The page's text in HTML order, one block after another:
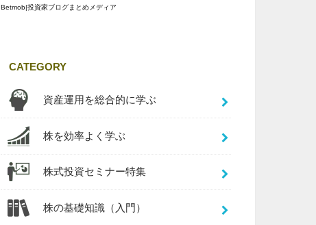
Betmob|投資家ブログまとめメディア
CATEGORY
資産運用を総合的に学ぶ
株を効率よく学ぶ
株式投資セミナー特集
株の基礎知識（入門）